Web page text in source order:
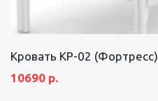
Кровать КР-02 (Фортресс)
10690 р.